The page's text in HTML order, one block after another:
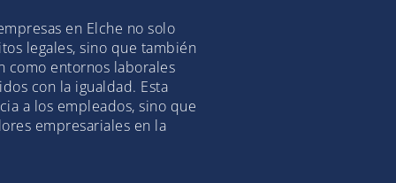
en Elche no solo
legales, sino que también
como entornos laborales
con la igualdad. Esta
a los empleados, sino que
empresariales en la